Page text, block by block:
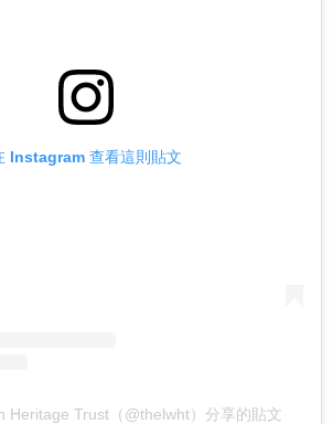
Instagram 查看這則貼文
Heritage Trust（@thelwht）分享的貼文